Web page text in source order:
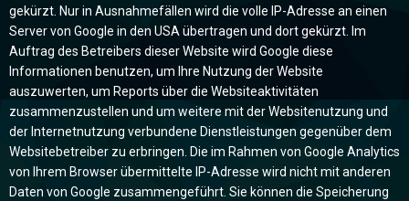
gekürzt. Nur in Ausnahmefällen wird die volle IP-Adresse an einen
Server von Google in den USA übertragen und dort gekürzt. Im
Auftrag des Betreibers dieser Website wird Google diese
Informationen benutzen, um Ihre Nutzung der Website
auszuwerten, um Reports über die Websiteaktivitäten
zusammenzustellen und um weitere mit der Websitenutzung und
der Internetnutzung verbundene Dienstleistungen gegenüber dem
Websitebetreiber zu erbringen. Die im Rahmen von Google Analytics
von Ihrem Browser übermittelte IP-Adresse wird nicht mit anderen
Daten von Google zusammengeführt. Sie können die Speicherung